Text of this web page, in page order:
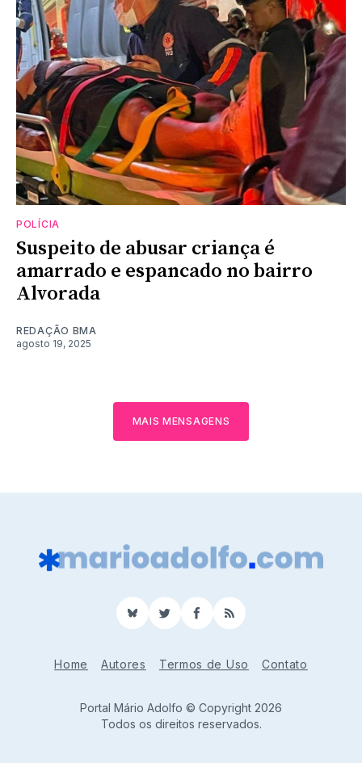
POLÍCIA
Suspeito de abusar criança é
amarrado e espancado no bairro
Alvorada
REDAÇÃO BMA
agosto 19, 2025
MAIS MENSAGENS
BlueSkyTwitterFacebook
RSS
Home Autores Termos de Uso Contato
Portal Mário Adolfo © Copyright 2026
Todos os direitos reservados.